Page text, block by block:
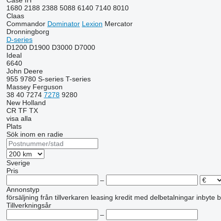
1680 2188 2388 5088 6140 7140 8010
Claas
Commandor Dominator Lexion Mercator
Dronningborg
D-series
D1200 D1900 D3000 D7000
Ideal
6640
John Deere
955 9780 S-series T-series
Massey Ferguson
38 40 7274 7278 9280
New Holland
CR TF TX
visa alla
Plats
Sök inom en radie
Sverige
Pris
–
Annonstyp
försäljning från tillverkaren leasing kredit med delbetalningar inbyte
Tillverkningsår
–